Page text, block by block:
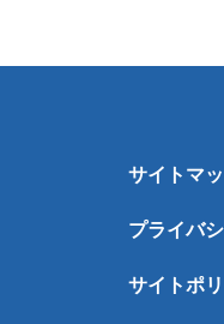
サイトマ
プライバ
サイトポ